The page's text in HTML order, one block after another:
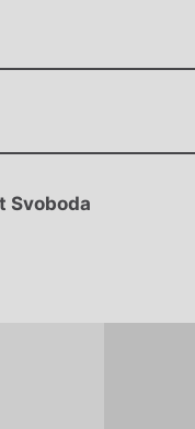
Chviličku.
Svoboda